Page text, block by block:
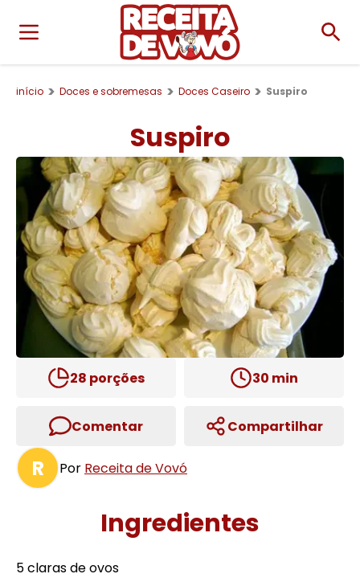
início Doces e sobremesas Doces Caseiro Suspiro
Suspiro
28 porções 30 min
Comentar Compartilhar
R Por Receita de Vovó
Ingredientes
5 claras de ovos